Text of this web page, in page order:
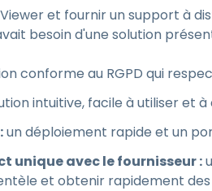
et fournir un support à
besoin d'une solution
conforme au RGPD qui
intuitive, facile à utiliser et
un déploiement rapide et un
unique avec le fournisseur :
et obtenir rapidement